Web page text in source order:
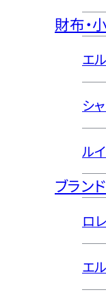
財布・
エ
シ
ル
ブラン
ロ
エ